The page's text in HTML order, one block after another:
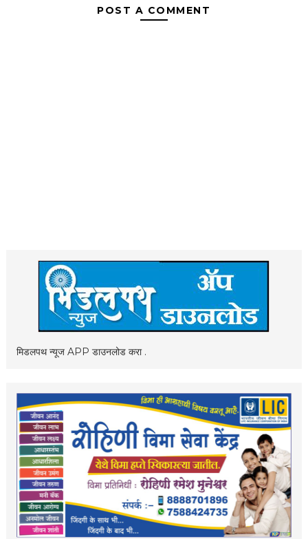
POST A COMMENT
मिडलपथ न्यूज APP डाउनलोड करा .